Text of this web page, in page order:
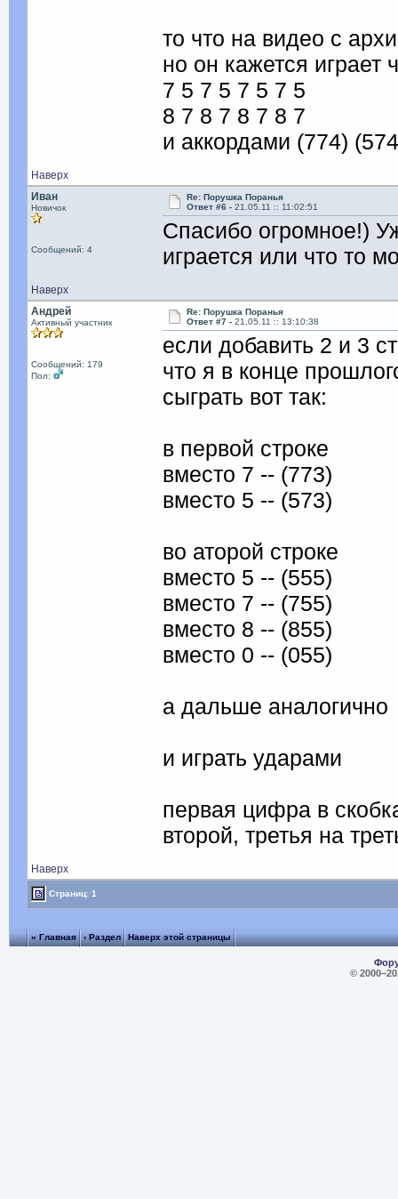
то что на видео с
но он кажется играет
7 5 7 5 7 5 7 5
8 7 8 7 8 7 8 7
и аккордами (774)
Наверх
Иван
Новичок
Сообщений: 4
Re: Порушка Поранья
Ответ #6 -21.05.11 :: 11:02:51
Спасибо огромное!)
играется или что то
Наверх
Андрей
Активный участник
Сообщений: 179
Пол:
Re: Порушка Поранья
Ответ #7 -21.05.11 :: 13:10:38
если добавить 2 и 3
что я в конце
сыграть вот так:
в первой строке
вместо 7 -- (773)
вместо 5 -- (573)
во аторой строке
вместо 5 -- (555)
вместо 7 -- (755)
вместо 8 -- (855)
вместо 0 -- (055)
а дальше аналогично
и играть ударами
первая цифра в
второй, третья на
Наверх
Страниц: 1
« Главная ‹ Раздел Наверх этой страницы
© 2000–